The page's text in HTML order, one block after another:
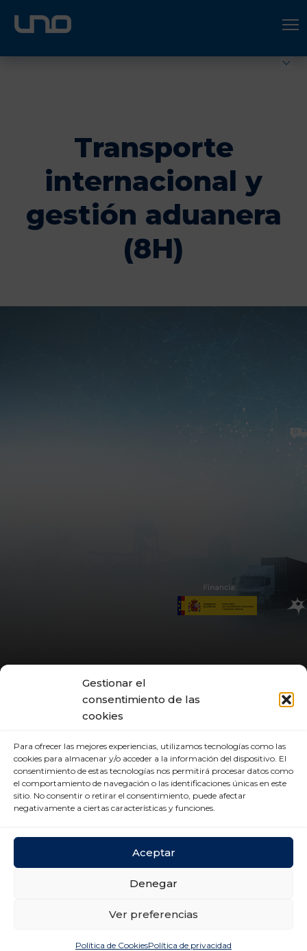
Gestionar el
consentimiento de las
cookies
Para ofrecer las mejores experiencias, utilizamos tecnologías como las
cookies para almacenar y/o acceder a la información del dispositivo. El
consentimiento de estas tecnologías nos permitirá procesar datos como
el comportamiento de navegación o las identificaciones únicas en este
sitio. No consentir o retirar el consentimiento, puede afectar
negativamente a ciertas características y funciones.
Aceptar
Denegar
Ver preferencias
Política de CookiesPolítica de privacidad
ÚNETE A UNO LOGÍSTICA
Transporte
internacional y
gestión aduanera
(8H)
C/ Luxemburgo, 2, módulo 2, 2ª planta 28821